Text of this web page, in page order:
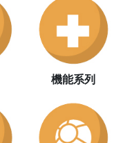
機能系列